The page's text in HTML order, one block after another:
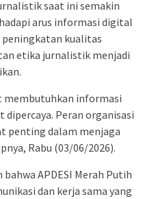
saat ini semakin
arus informasi digital
peningkatan kualitas
etika jurnalistik menjadi
membutuhkan informasi
Peran organisasi
penting dalam menjaga
Rabu (03/06/2026).
APDESI Merah Putih
dan kerja sama yang